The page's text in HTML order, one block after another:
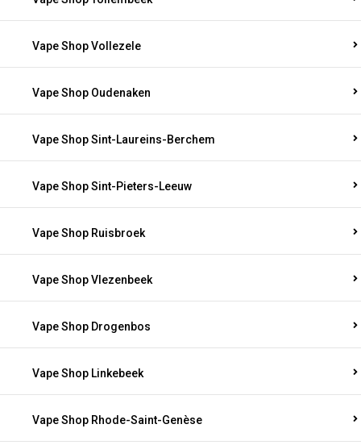
Vape Shop Vollezele
Vape Shop Oudenaken
Vape Shop Sint-Laureins-Berchem
Vape Shop Sint-Pieters-Leeuw
Vape Shop Ruisbroek
Vape Shop Vlezenbeek
Vape Shop Drogenbos
Vape Shop Linkebeek
Vape Shop Rhode-Saint-Genèse